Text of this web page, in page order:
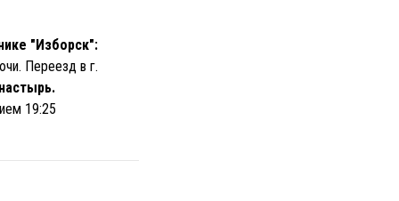
"Изборск":
Переезд в г.
19:25